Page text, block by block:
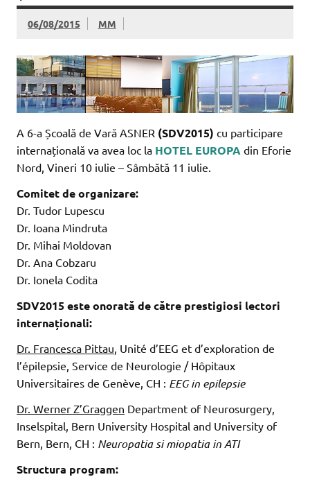
06/08/2015 MM
A 6-a Școală de Vară ASNER (SDV2015) cu participare
internațională va avea loc la HOTEL EUROPA din Eforie
Nord, Vineri 10 iulie – Sâmbătă 11 iulie.
Comitet de organizare:
Dr. Tudor Lupescu
Dr. Ioana Mindruta
Dr. Mihai Moldovan
Dr. Ana Cobzaru
Dr. Ionela Codita
SDV2015 este onorată de către prestigiosi lectori
internaționali:
Dr. Francesca Pittau , Unité d’EEG et d’exploration de
l’épilepsie, Service de Neurologie / Hôpitaux
Universitaires de Genève, CH : EEG in epilepsie
Dr. Werner Z’Graggen Department of Neurosurgery,
Inselspital, Bern University Hospital and University of
Bern, Bern, CH : Neuropatia si miopatia in ATI
Structura program: